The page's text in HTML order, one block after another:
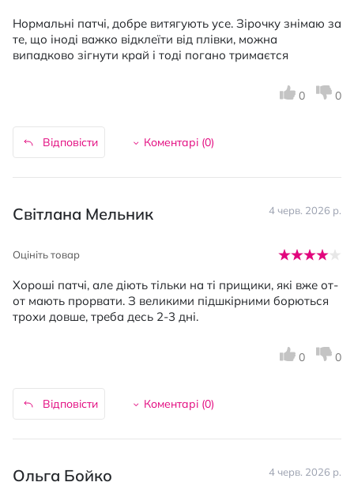
Нормальні патчі, добре витягують усе. Зірочку знімаю за
те, що іноді важко відклеїти від плівки, можна
випадково зігнути край і тоді погано тримаєтся
Відповісти Коментарі (0)
0 0
Світлана Мельник 4 черв. 2026 р.
Оцініть товар
Хороші патчі, але діють тільки на ті прищики, які вже от-
от мають прорвати. З великими підшкірними борються
трохи довше, треба десь 2-3 дні.
Відповісти Коментарі (0)
0 0
Ольга Бойко 4 черв. 2026 р.